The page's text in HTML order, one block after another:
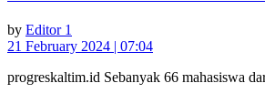
by Editor 1
21 February 2024 | 07:04
progreskaltim.id Sebanyak 66 mahasiswa